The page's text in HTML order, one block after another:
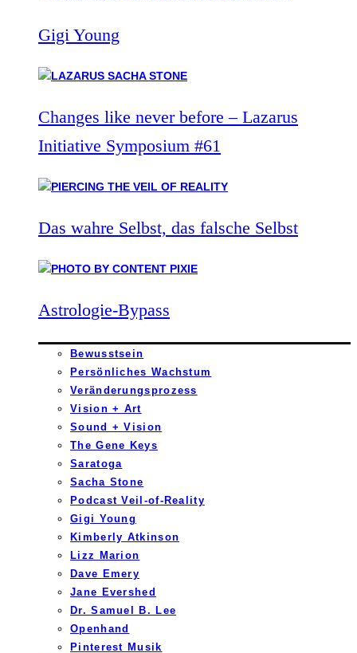
Gigi Young
Changes like never before – Lazarus
Initiative Symposium #61
Das wahre Selbst, das falsche Selbst
Astrologie-Bypass
Bewusstsein
Persönliches Wachstum
Veränderungsprozess
Vision + Art
Sound + Vision
The Gene Keys
Saratoga
Sacha Stone
Podcast Veil-of-Reality
Gigi Young
Kimberly Atkinson
Lizz Marion
Dave Emery
Jane Evershed
Dr. Samuel B. Lee
Openhand
Pinterest Musik